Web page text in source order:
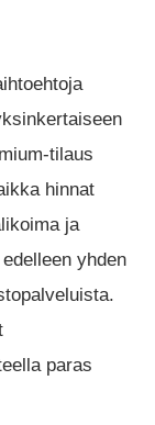
tilaus
hinnat
ja
yhden
paras